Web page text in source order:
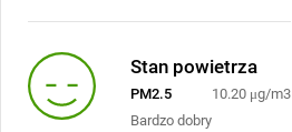
Stan powietrza
PM2.5
10.20 μg/m3
Bardzo dobry